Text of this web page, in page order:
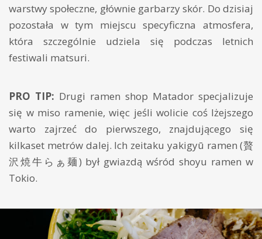
warstwy społeczne, głównie garbarzy skór. Do dzisiaj
pozostała w tym miejscu specyficzna atmosfera,
która szczególnie udziela się podczas letnich
festiwali matsuri.
PRO TIP: Drugi ramen shop Matador specjalizuje
się w miso ramenie, więc jeśli wolicie coś lżejszego
warto zajrzeć do pierwszego, znajdującego się
kilkaset metrów dalej. Ich zeitaku yakigyū ramen (贅
沢焼牛らぁ麺) był gwiazdą wśród shoyu ramen w
Tokio.